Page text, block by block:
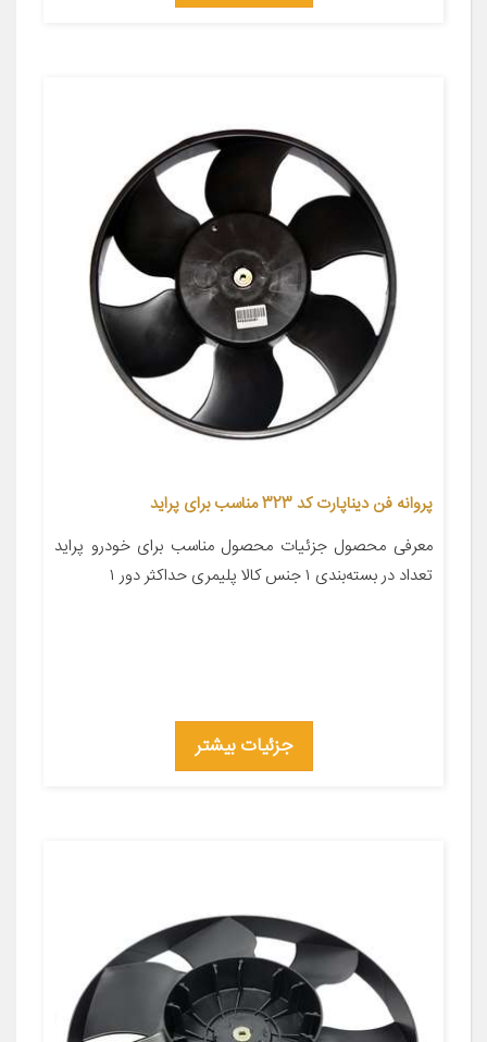
پروانه فن دیناپارت کد 323 مناسب برای پراید
معرفی محصول جزئیات محصول مناسب برای خودرو پراید
تعداد در بسته‌بندی ۱ جنس کالا پلیمری حداکثر دور ۱
جزئیات بیشتر